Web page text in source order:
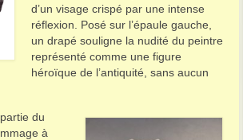
d’un visage crispé par une intense
réflexion. Posé sur l’épaule gauche,
un drapé souligne la nudité du peintre
représenté comme une figure
héroïque de l’antiquité, sans aucun
du
à